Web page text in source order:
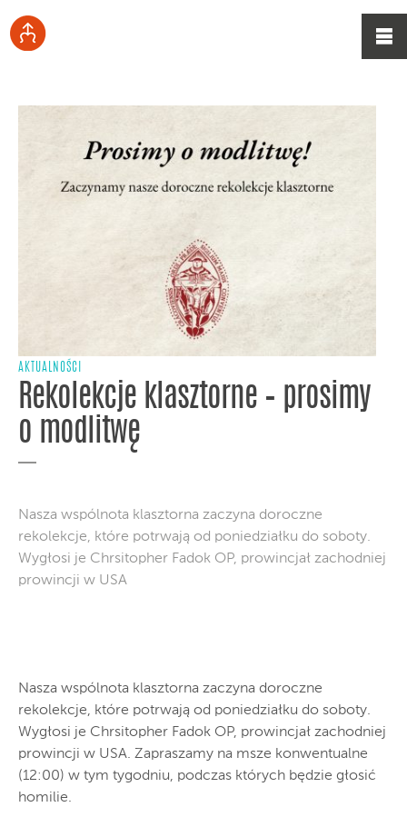
AKTUALNOŚCI
Rekolekcje klasztorne – prosimy
o modlitwę
Nasza wspólnota klasztorna zaczyna doroczne
rekolekcje, które potrwają od poniedziałku do soboty.
Wygłosi je Chrsitopher Fadok OP, prowincjał zachodniej
prowincji w USA
Nasza wspólnota klasztorna zaczyna doroczne
rekolekcje, które potrwają od poniedziałku do soboty.
Wygłosi je Chrsitopher Fadok OP, prowincjał zachodniej
prowincji w USA. Zapraszamy na msze konwentualne
(12:00) w tym tygodniu, podczas których będzie głosić
homilie.